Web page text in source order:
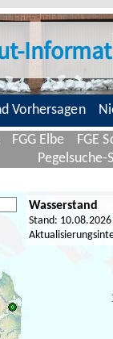
Vorhersagen
FGG Elbe
FGE
Pegelsuche-
Wasserstand
Stand: